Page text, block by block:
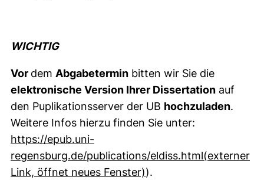
WICHTIG
Vor dem Abgabetermin bitten wir Sie die
elektronische Version Ihrer Dissertation auf
den Puplikationsserver der UB hochzuladen.
Weitere Infos hierzu finden Sie unter:
https://epub.uni-
regensburg.de/publications/eldiss.html(externer
Link, öffnet neues Fenster)(externer Link, öffnet
).